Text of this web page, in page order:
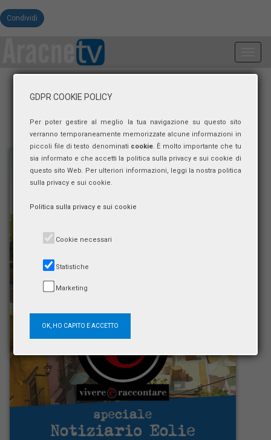
Condividi
GDPR COOKIE POLICY
Per poter gestire al meglio la tua navigazione su questo sito
verranno temporaneamente memorizzate alcune informazioni in
piccoli file di testo denominati cookie. È molto importante che tu
sia informato e che accetti la politica sulla privacy e sui cookie di
questo sito Web. Per ulteriori informazioni, leggi la nostra politica
sulla privacy e sui cookie.
Politica sulla privacy e sui cookie
Cookie necessari
Statistiche
Marketing
OK, HO CAPITO E ACCETTO